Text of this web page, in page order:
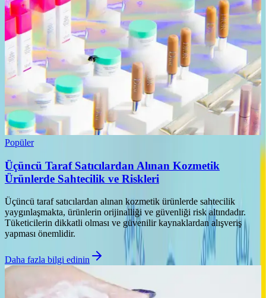
Popüler
Üçüncü Taraf Satıcılardan Alınan Kozmetik
Ürünlerde Sahtecilik ve Riskleri
Üçüncü taraf satıcılardan alınan kozmetik ürünlerde sahtecilik
yaygınlaşmakta, ürünlerin orijinalliği ve güvenliği risk altındadır.
Tüketicilerin dikkatli olması ve güvenilir kaynaklardan alışveriş
yapması önemlidir.
Daha fazla bilgi edinin